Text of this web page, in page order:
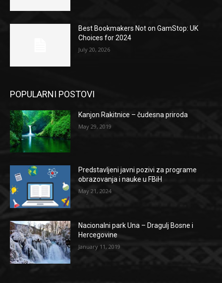
Best Bookmakers Not on GamStop: UK
Choices for 2024
July 20, 2026
POPULARNI POSTOVI
Kanjon Rakitnice – čudesna priroda
May 29, 2019
Predstavljeni javni pozivi za programe
obrazovanja i nauke u FBiH
May 21, 2024
Nacionalni park Una – Dragulj Bosne i
Hercegovine
January 11, 2019